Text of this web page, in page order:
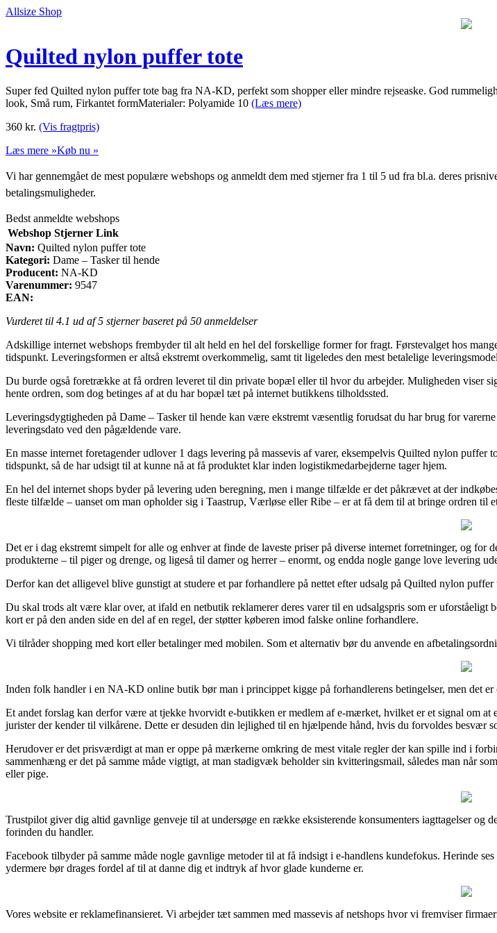
Allsize Shop
Quilted nylon puffer tote
Super fed Quilted nylon puffer tote bag fra NA-KD, perfekt som shopper eller mindre rejseaske. God
look, Små rum, Firkantet formMaterialer: Polyamide 10 (Læs mere)
360 kr. (Vis fragtpris)
Læs mere »Køb nu »
Vi har gennemgået de mest populære webshops og anmeldt dem med stjerner fra 1 til 5 ud fra bl.a. deres
betalingsmuligheder.
Bedst anmeldte webshops
Webshop Stjerner Link
Navn: Quilted nylon puffer tote
Kategori: Dame – Tasker til hende
Producent: NA-KD
Varenummer: 9547
EAN:
Vurderet til 4.1 ud af 5 stjerner baseret på 50 anmeldelser
Adskillige internet webshops frembyder til alt held en hel del forskellige former for fragt. Førstevalget hos
tidspunkt. Leveringsformen er altså ekstremt overkommelig, samt tit ligeledes den mest betalelige
Du burde også foretrække at få ordren leveret til din private bopæl eller til hvor du arbejder. Muligheden viser
hente ordren, som dog betinges af at du har bopæl tæt på internet butikkens tilholdssted.
Leveringsdygtigheden på Dame – Tasker til hende kan være ekstremt væsentlig forudsat du har brug for
leveringsdato ved den pågældende vare.
En masse internet foretagender udlover 1 dags levering på massevis af varer, eksempelvis Quilted nylon
tidspunkt, så de har udsigt til at kunne nå at få produktet klar inden logistikmedarbejderne tager hjem.
En hel del internet shops byder på levering uden beregning, men i mange tilfælde er det påkrævet at der
fleste tilfælde – uanset om man opholder sig i Taastrup, Værløse eller Ribe – er at få dem til at bringe ordren til
Det er i dag ekstremt simpelt for alle og enhver at finde de laveste priser på diverse internet forretninger, og
produkterne – til piger og drenge, og ligeså til damer og herrer – enormt, og endda nogle gange love levering
Derfor kan det alligevel blive gunstigt at studere et par forhandlere på nettet efter udsalg på Quilted nylon
Du skal trods alt være klar over, at ifald en netbutik reklamerer deres varer til en udsalgspris som er
kort er på den anden side en del af en regel, der støtter køberen imod falske online forhandlere.
Vi tilråder shopping med kort eller betalinger med mobilen. Som et alternativ bør du anvende en
Inden folk handler i en NA-KD online butik bør man i princippet kigge på forhandlerens betingelser, men det er
Et andet forslag kan derfor være at tjekke hvorvidt e-butikken er medlem af e-mærket, hvilket er et signal om at
jurister der kender til vilkårene. Dette er desuden din lejlighed til en hjælpende hånd, hvis du forvoldes besvær
Herudover er det prisværdigt at man er oppe på mærkerne omkring de mest vitale regler der kan spille ind i
sammenhæng er det på samme måde vigtigt, at man stadigvæk beholder sin kvitteringsmail, således man når
eller pige.
Trustpilot giver dig altid gavnlige genveje til at undersøge en række eksisterende konsumenters iagttagelser
forinden du handler.
Facebook tilbyder på samme måde nogle gavnlige metoder til at få indsigt i e-handlens kundefokus. Herinde
ydermere bør drages fordel af til at danne dig et indtryk af hvor glade kunderne er.
Vores website er reklamefinansieret. Vi arbejder tæt sammen med massevis af netshops hvor vi fremviser